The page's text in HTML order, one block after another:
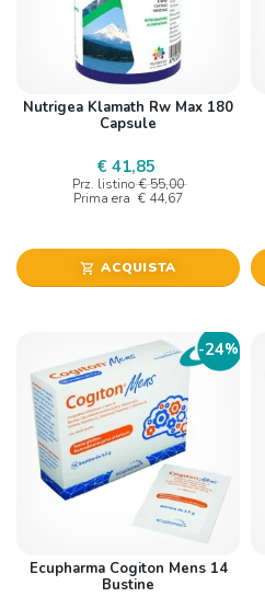
Nutrigea Klamath Rw Max 180
Capsule
€ 41,85
Prz. listino € 55,00
Prima era € 44,67
shopping_cart ACQUISTA
-24%
Ecupharma Cogiton Mens 14
Bustine